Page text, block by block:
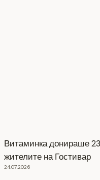
Витаминка донираше
жителите на Гостивар
24.07.2026